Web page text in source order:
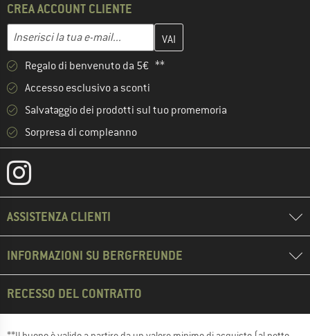
CREA ACCOUNT CLIENTE
Indirizzo e-mail
Inserisci qui il tuo indirizzo e-mail e crea il tuo account cliente
Regalo di benvenuto da 5€ **
Accesso esclusivo a sconti
Salvataggio dei prodotti sul tuo promemoria
Sorpresa di compleanno
ASSISTENZA CLIENTI
INFORMAZIONI SU BERGFREUNDE
RECESSO DEL CONTRATTO